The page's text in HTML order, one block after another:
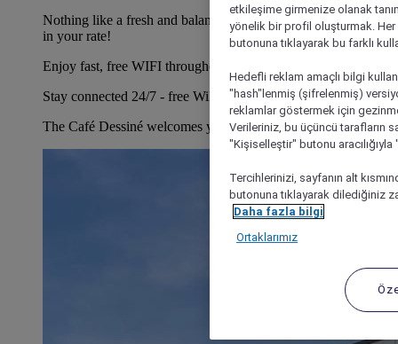
Nothing like a fresh and balanced breakfast already included
in your rate!
Enjoy fast, free WIFI throughout the hotel
Stay connected 24/7 - free WiFi.
The Café Dessiné welcomes you to relax, work or refuel.
etkileşime girmenize olanak
yönelik bir profil oluşturmak.
butonuna tıklayarak bu farklı
Hedefli reklam amaçlı bilgi
"hash"lenmiş (şifrelenmiş)
reklamlar göstermek için
Verileriniz, bu üçüncü tarafların
"Kişiselleştir" butonu
Tercihlerinizi, sayfanın alt
butonuna tıklayarak dilediğiniz
Daha fazla bilgi
Ortaklarımız